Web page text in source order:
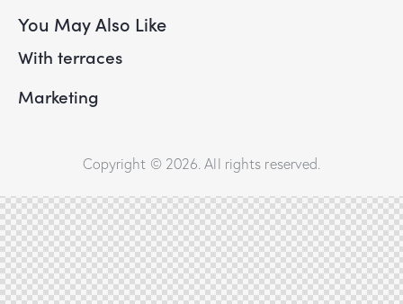
You May Also Like
With terraces
Marketing
Copyright © 2026. All rights reserved.